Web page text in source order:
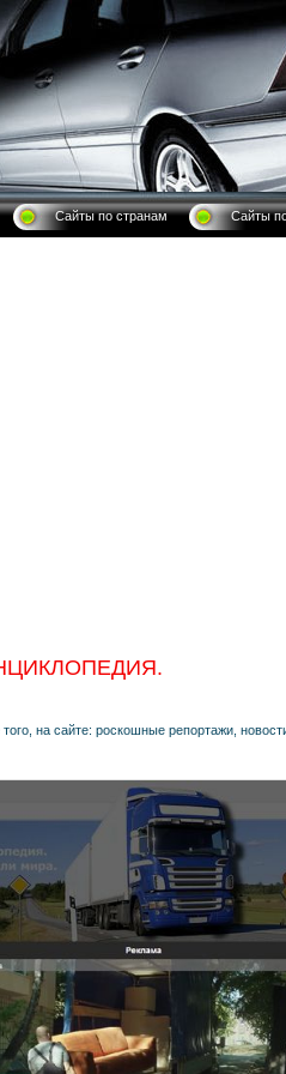
Сайты по странам Сайты
на сайте: роскошные репортажи,